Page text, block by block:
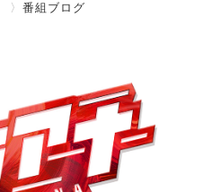
〉番組ブログ